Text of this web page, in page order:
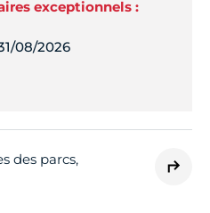
exceptionnels :
08/2026
des parcs,